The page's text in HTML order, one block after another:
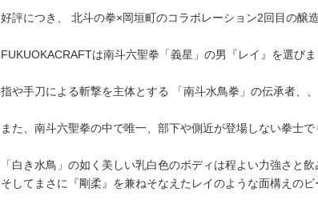
好評につき、 北斗の拳×岡垣町のコラボレーション2回目の醸造
FUKUOKACRAFTは南斗六聖拳「義星」の男『レイ』を選び
指や手刀による斬撃を主体とする 「南斗水鳥拳」の伝承者、
また、南斗六聖拳の中で唯一、部下や側近が登場しない拳士
「白き水鳥」の如く美しい乳白色のボディは程よい力強さと
そしてまさに『剛柔』を兼ねそなえたレイのような面構えのビ